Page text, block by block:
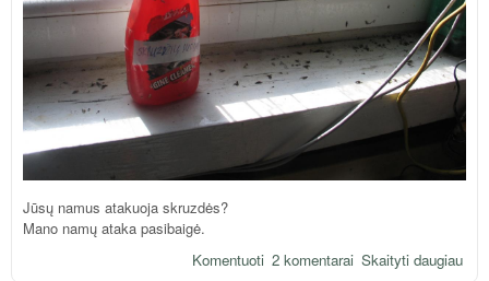
Jūsų namus atakuoja skruzdės?
Mano namų ataka pasibaigė.
Skaityti daugiauapie
2 komentarai
Komentuoti